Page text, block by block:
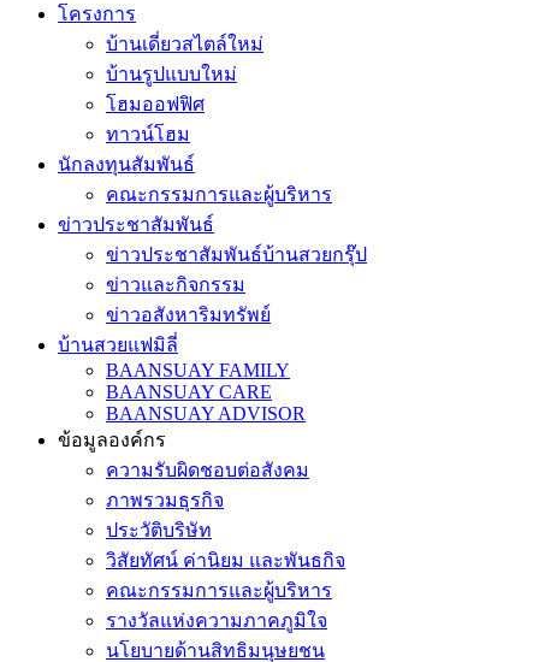
โครงการ
บ้านเดี่ยวสไตล์ใหม่
บ้านรูปแบบใหม่
โฮมออฟฟิศ
ทาวน์โฮม
นักลงทุนสัมพันธ์
คณะกรรมการและผู้บริหาร
ข่าวประชาสัมพันธ์
ข่าวประชาสัมพันธ์บ้านสวยกรุ๊ป
ข่าวและกิจกรรม
ข่าวอสังหาริมทรัพย์
บ้านสวยแฟมิลี่
BAANSUAY FAMILY
BAANSUAY CARE
BAANSUAY ADVISOR
ข้อมูลองค์กร
ความรับผิดชอบต่อสังคม
ภาพรวมธุรกิจ
ประวัติบริษัท
วิสัยทัศน์ ค่านิยม และพันธกิจ
คณะกรรมการและผู้บริหาร
รางวัลแห่งความภาคภูมิใจ
นโยบายด้านสิทธิมนุษยชน